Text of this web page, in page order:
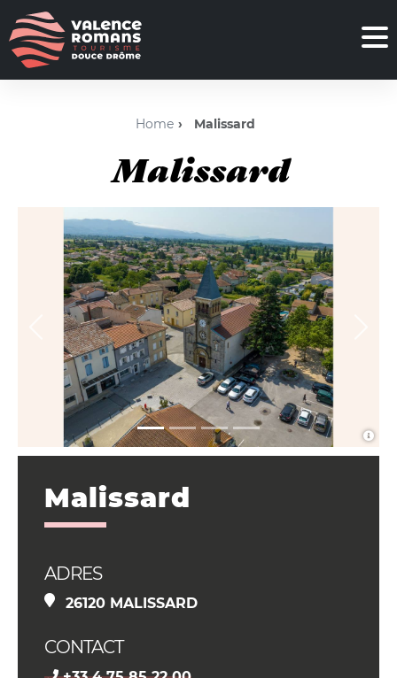
Home Malissard
Malissard
Malissard
ADRES
26120 MALISSARD
CONTACT